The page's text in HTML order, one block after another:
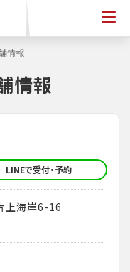
情報
情報
LINEで受付・予約
上海岸6-16